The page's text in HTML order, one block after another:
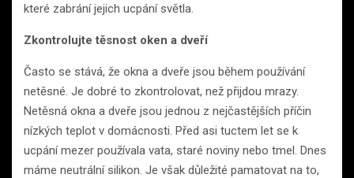
které zabrání jejich ucpání světla.
Zkontrolujte těsnost oken a dveří
Často se stává, že okna a dveře jsou během používání
netěsné. Je dobré to zkontrolovat, než přijdou mrazy.
Netěsná okna a dveře jsou jednou z nejčastějších příčin
nízkých teplot v domácnosti. Před asi tuctem let se k
ucpání mezer používala vata, staré noviny nebo tmel. Dnes
máme neutrální silikon. Je však důležité pamatovat na to,